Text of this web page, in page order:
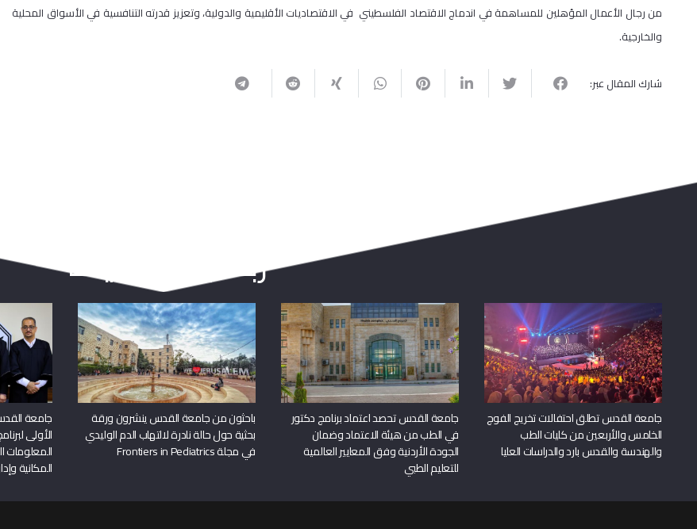
من رجال الأعمال المؤهلين للمساهمة في اندماج الاقتصاد الفلسطيني في الاقتصاديات الأقليمية والدولية، وتعزيز قدرته التنافسية في الأسواق المحلية
والخارجية.
شارك المقال عبر:
ربما يعجبك أيضا
جامعة القدس تطلق احتفالات تخريج الفوج
الخامس والأربعين من كليات الطب
والهندسة والقدس بارد والدراسات العليا
جامعة القدس تحصد اعتماد برنامج دكتور
في الطب من هيئة الاعتماد وضمان
الجودة الأردنية وفق المعايير العالمية
للتعليم الطبي
باحثون من جامعة القدس ينشرون ورقة
بحثية حول حالة نادرة لالتهاب الدم الوليدي
في مجلة Frontiers in Pediatrics
جامعة
الأولى
المعلومات
المكانية